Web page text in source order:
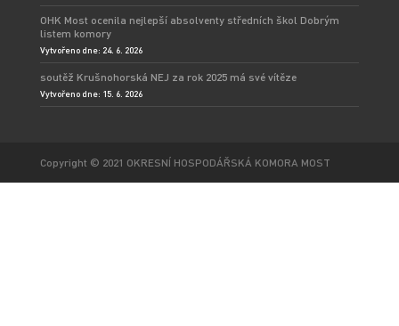
OHK Most ocenila nejlepší absolventy středních škol Dobrým
listem komory
Vytvořeno dne: 24. 6. 2026
soutěž Krušnohorská NEJ za rok 2025 má své vítěze
Vytvořeno dne: 15. 6. 2026
Copyright © 2021 OKRESNÍ HOSPODÁŘSKÁ KOMORA MOST